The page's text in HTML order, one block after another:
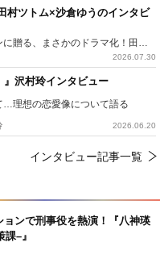
ンで刑事役を熱演！『八神瑛
–』
村ツトム×沙倉ゆうのインタビ
『侍タイムスリッパー』ファンに贈る、まさかのドラマ化！田村ツトム×沙倉ゆうのが語る『心配無用ノ介』撮影秘話
2026.07.30
』沢村玲インタビュー
…理想の恋愛像について語る
2026.06.20
インタビュー記事一覧